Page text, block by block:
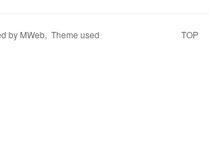
by MWeb, Theme used
TOP